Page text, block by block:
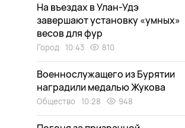
На въездах в Улан-Удэ
завершают установку «умных»
весов для фур
Город 10:43 810
Военнослужащего из Бурятии
наградили медалью Жукова
Общество 10:28 948